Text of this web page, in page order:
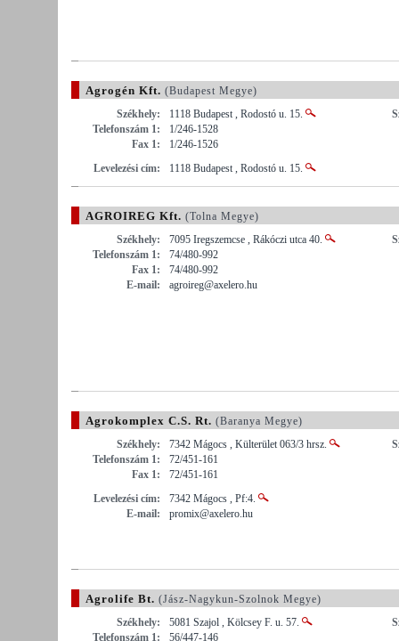
Agrogén Kft. (Budapest Megye)
Székhely:
1118 Budapest , Rodostó u. 15.
Telefonszám 1:
1/246-1528
Fax 1:
1/246-1526
Levelezési cím:
1118 Budapest , Rodostó u. 15.
AGROIREG Kft. (Tolna Megye)
Székhely:
7095 Iregszemcse , Rákóczi utca 40.
Telefonszám 1:
74/480-992
Fax 1:
74/480-992
E-mail:
agroireg@axelero.hu
Agrokomplex C.S. Rt. (Baranya Megye)
Székhely:
7342 Mágocs , Külterület 063/3 hrsz.
Telefonszám 1:
72/451-161
Fax 1:
72/451-161
Levelezési cím:
7342 Mágocs , Pf:4.
E-mail:
promix@axelero.hu
Agrolife Bt. (Jász-Nagykun-Szolnok Megye)
Székhely:
5081 Szajol , Kölcsey F. u. 57.
Telefonszám 1:
56/447-146